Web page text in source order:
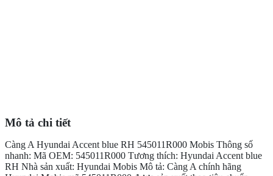
Mô tả chi tiết
Càng A Hyundai Accent blue RH 545011R000 Mobis Thông số
nhanh: Mã OEM: 545011R000 Tương thích: Hyundai Accent blue
RH Nhà sản xuất: Hyundai Mobis Mô tả: Càng A chính hãng